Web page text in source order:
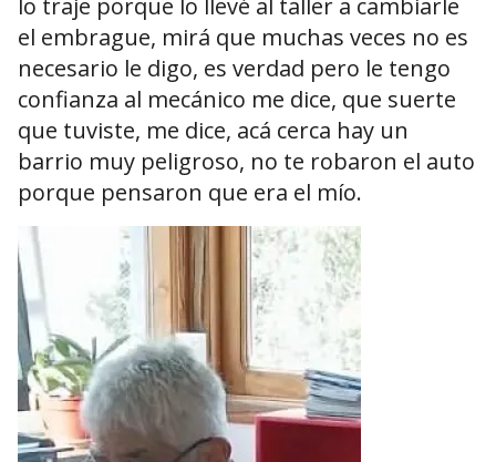
lo traje porque lo llevé al taller a cambiarle
el embrague, mirá que muchas veces no es
necesario le digo, es verdad pero le tengo
confianza al mecánico me dice, que suerte
que tuviste, me dice, acá cerca hay un
barrio muy peligroso, no te robaron el auto
porque pensaron que era el mío.